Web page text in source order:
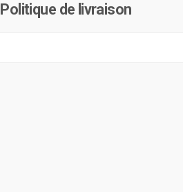
Politique de livraison